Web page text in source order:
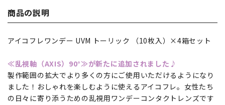
商品の説明
アイコフレワンデー UVM トーリック （10枚入）×4箱セット
≪乱視軸（AXIS）90°≫が新たに追加されました♪
製作範囲の拡大でより多くの方にご使用いただけるようになり
ました！おしゃれを楽しむように使えるアイコフレ。女性たち
の日々に寄り添うための乱視用ワンデーコンタクトレンズです